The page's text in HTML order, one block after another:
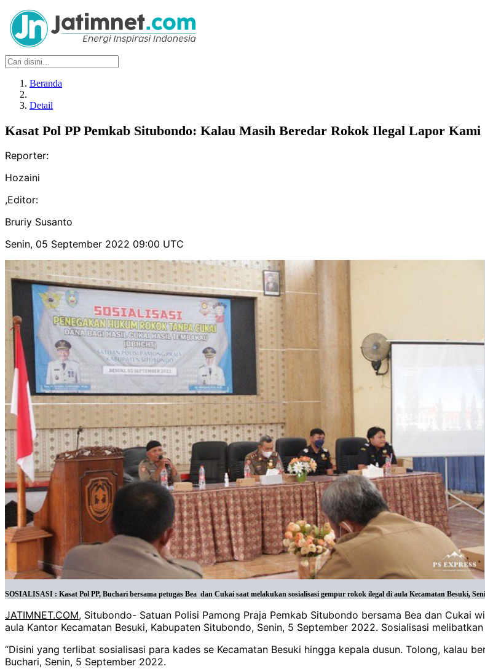
Beranda
Detail
Kasat Pol PP Pemkab Situbondo: Kalau Masih Beredar Rokok Ilegal Lapor Kami
Reporter:
Hozaini
,Editor:
Bruriy Susanto
Senin, 05 September 2022 09:00 UTC
SOSIALISASI : Kasat Pol PP, Buchari bersama petugas Bea dan Cukai saat melakukan sosialisasi gempur rokok ilegal di aula Kecamatan Besuki,
JATIMNET.COM, Situbondo- Satuan Polisi Pamong Praja Pemkab Situbondo bersama Bea dan Cukai
aula Kantor Kecamatan Besuki, Kabupaten Situbondo, Senin, 5 September 2022. Sosialisasi
“Disini yang terlibat sosialisasi para kades se Kecamatan Besuki hingga kepala dusun. Tolong, kalau
Buchari, Senin, 5 September 2022.